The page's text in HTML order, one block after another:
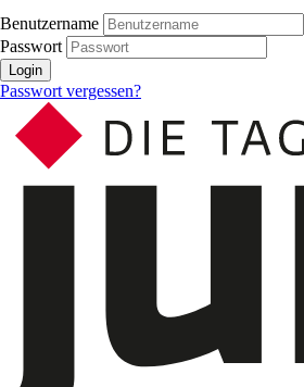
Benutzername
Passwort
Login
Passwort vergessen?